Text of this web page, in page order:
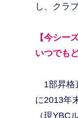
し、クラ
【今シー
いつでも
1部昇格
に2013年
（現YBC